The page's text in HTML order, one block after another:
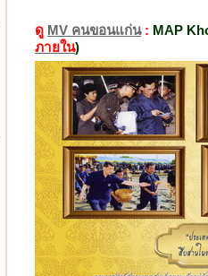
ดู MV คนขอนแก่น: MAP
ภายใน)